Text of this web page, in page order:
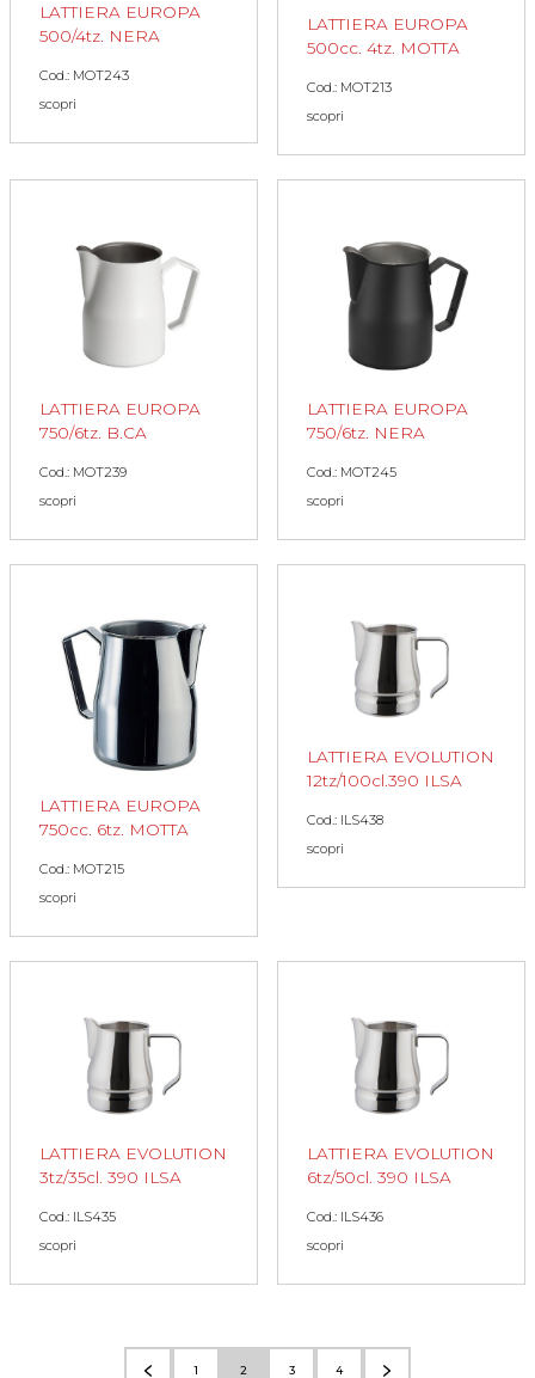
LATTIERA EUROPA
500/4tz. NERA
Cod.: MOT243
scopri
LATTIERA EUROPA
500cc. 4tz. MOTTA
Cod.: MOT213
scopri
LATTIERA EUROPA
750/6tz. B.CA
Cod.: MOT239
scopri
LATTIERA EUROPA
750/6tz. NERA
Cod.: MOT245
scopri
LATTIERA EUROPA
750cc. 6tz. MOTTA
Cod.: MOT215
scopri
LATTIERA EVOLUTION
12tz/100cl.390 ILSA
Cod.: ILS438
scopri
LATTIERA EVOLUTION
3tz/35cl. 390 ILSA
Cod.: ILS435
scopri
LATTIERA EVOLUTION
6tz/50cl. 390 ILSA
Cod.: ILS436
scopri
1 2 3 4